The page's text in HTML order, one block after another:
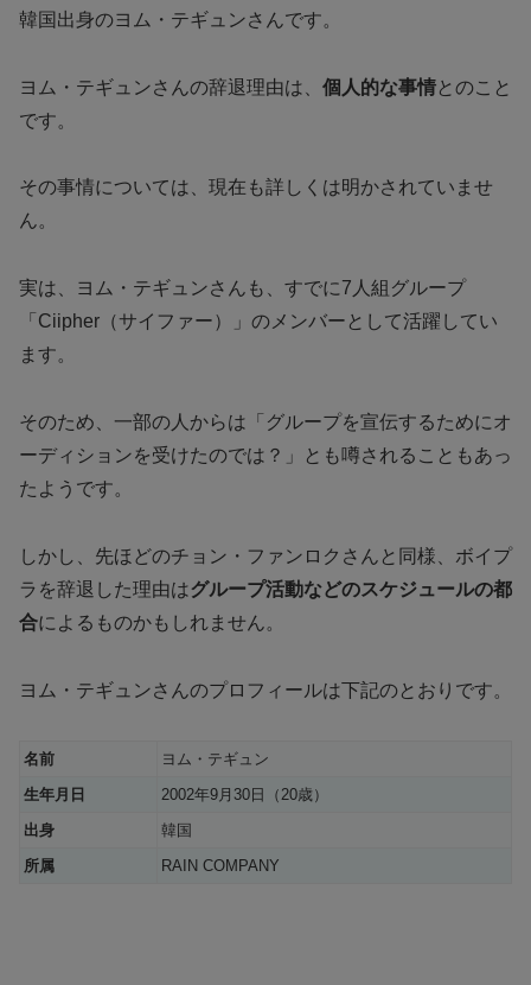
韓国出身のヨム・テギュンさんです。
ヨム・テギュンさんの辞退理由は、 個人的な事情とのこと
です。
その事情については、現在も詳しくは明かされていませ
ん。
実は、ヨム・テギュンさんも、すでに7人組グループ
「Ciipher（サイファー）」のメンバーとして活躍してい
ます。
そのため、一部の人からは「グループを宣伝するためにオ
ーディションを受けたのでは？」とも噂されることもあっ
たようです。
しかし、先ほどのチョン・ファンロクさんと同様、ボイプ
ラを辞退した理由はグループ活動などのスケジュールの都
合によるものかもしれません。
ヨム・テギュンさんのプロフィールは下記のとおりです。
名前
ヨム・テギュン
生年月日
2002年9月30日（20歳）
出身
韓国
所属
RAIN COMPANY